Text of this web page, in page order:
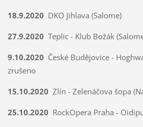
18.9.2020 DKO Jihlava (Salome)
27.9.2020 Teplic - Klub Božák
9.10.2020 České Budějovice -
zrušeno
15.10.2020 Zlín - Zelenáčova šopa
25.10.2020 RockOpera Praha -